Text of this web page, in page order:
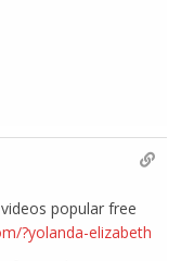
popular free
?yolanda-elizabeth